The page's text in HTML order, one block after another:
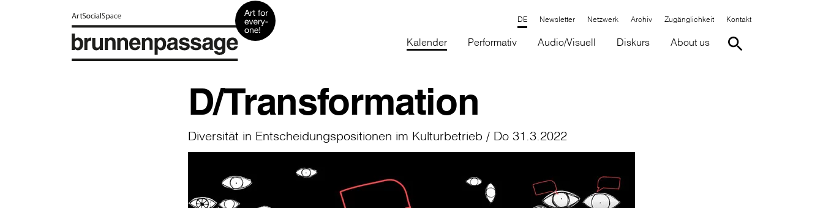
Newsletter Netzwerk Archiv Zugänglichkeit Kontakt
Kalender Performativ Audio/Visuell Diskurs About us
D/Transformation
Diversität in Entscheidungspositionen im Kulturbetrieb / Do 31.3.2022